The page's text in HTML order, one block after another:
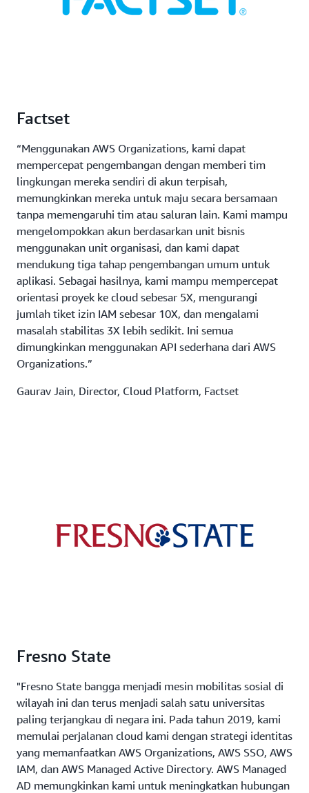
Factset
“Menggunakan AWS Organizations, kami dapat
mempercepat pengembangan dengan memberi tim
lingkungan mereka sendiri di akun terpisah,
memungkinkan mereka untuk maju secara bersamaan
tanpa memengaruhi tim atau saluran lain. Kami mampu
mengelompokkan akun berdasarkan unit bisnis
menggunakan unit organisasi, dan kami dapat
mendukung tiga tahap pengembangan umum untuk
aplikasi. Sebagai hasilnya, kami mampu mempercepat
orientasi proyek ke cloud sebesar 5X, mengurangi
jumlah tiket izin IAM sebesar 10X, dan mengalami
masalah stabilitas 3X lebih sedikit. Ini semua
dimungkinkan menggunakan API sederhana dari AWS
Organizations.”
Gaurav Jain, Director, Cloud Platform, Factset
Fresno State
"Fresno State bangga menjadi mesin mobilitas sosial di
wilayah ini dan terus menjadi salah satu universitas
paling terjangkau di negara ini. Pada tahun 2019, kami
memulai perjalanan cloud kami dengan strategi identitas
yang memanfaatkan AWS Organizations, AWS SSO, AWS
IAM, dan AWS Managed Active Directory. AWS Managed
AD memungkinkan kami untuk meningkatkan hubungan